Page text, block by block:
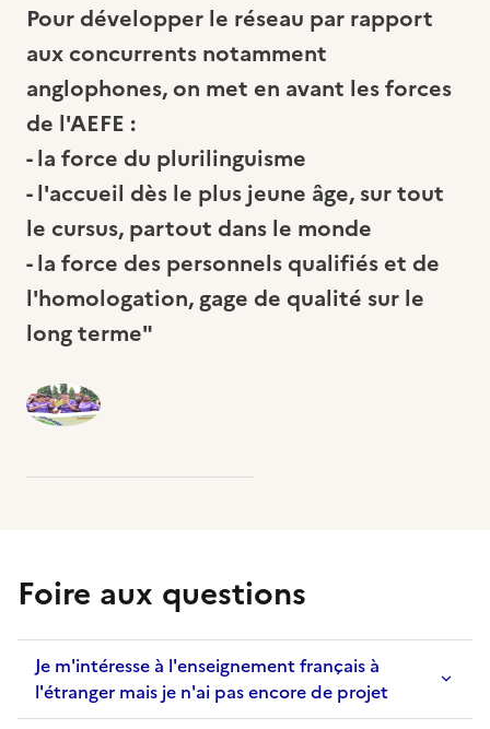
Pour développer le réseau par rapport
aux concurrents notamment
anglophones, on met en avant les forces
de l'AEFE :
- la force du plurilinguisme
- l'accueil dès le plus jeune âge, sur tout
le cursus, partout dans le monde
- la force des personnels qualifiés et de
l'homologation, gage de qualité sur le
long terme"
Foire aux questions
Je m'intéresse à l'enseignement français à
l'étranger mais je n'ai pas encore de projet